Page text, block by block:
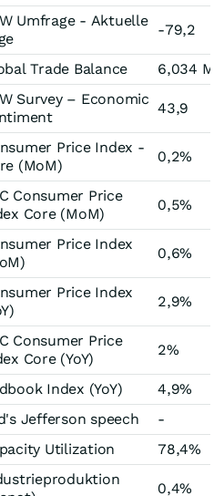
Umfrage - Aktuelle
-79,2
Trade Balance 6,034
Survey – Economic
43,9
Price Index -
(MoM)
0,2%
Consumer Price
Core (MoM)
0,5%
Price Index
0,6%
Price Index
2,9%
Consumer Price
Core (YoY)
2%
Index (YoY)
4,9%
Jefferson speech
-
Utilization 78,4%
0,4%